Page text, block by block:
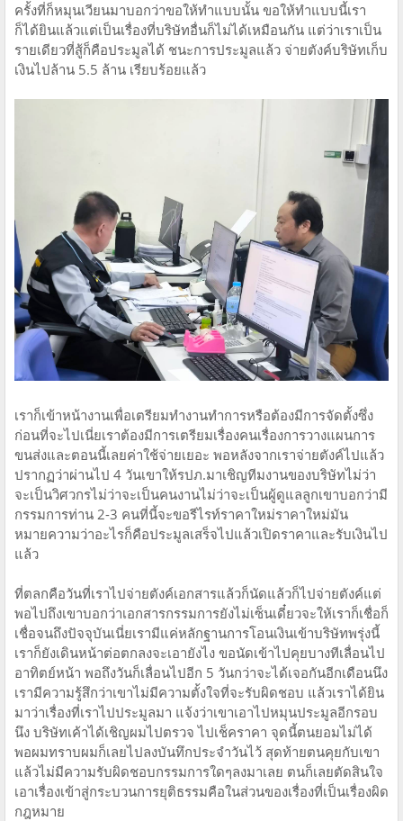
ครั้งที่ก็หมุนเวียนมาบอกว่าขอให้ทำแบบนั้น ขอให้ทำแบบนี้เรา
ก็ได้ยินแล้วแต่เป็นเรื่องที่บริษัทอื่นก็ไม่ได้เหมือนกัน แต่ว่าเราเป็น
รายเดียวที่สู้ก็คือประมูลได้ ชนะการประมูลแล้ว จ่ายตังค์บริษัทเก็บ
เงินไปล้าน 5.5 ล้าน เรียบร้อยแล้ว
เราก็เข้าหน้างานเพื่อเตรียมทำงานทำการหรือต้องมีการจัดตั้งซึ่ง
ก่อนที่จะไปเนี่ยเราต้องมีการเตรียมเรื่องคนเรื่องการวางแผนการ
ขนส่งและตอนนี้เลยค่าใช้จ่ายเยอะ พอหลังจากเราจ่ายตังค์ไปแล้ว
ปรากฏว่าผ่านไป 4 วันเขาให้รปภ.มาเชิญทีมงานของบริษัทไม่ว่า
จะเป็นวิศวกรไม่ว่าจะเป็นคนงานไม่ว่าจะเป็นผู้ดูแลลูกเขาบอกว่ามี
กรรมการท่าน 2-3 คนที่นี้จะขอรีไรท์ราคาใหม่ราคาใหม่มัน
หมายความว่าอะไรก็คือประมูลเสร็จไปแล้วเปิดราคาและรับเงินไป
แล้ว
ที่ตลกคือวันที่เราไปจ่ายตังค์เอกสารแล้วก็นัดแล้วก็ไปจ่ายตังค์แต่
พอไปถึงเขาบอกว่าเอกสารกรรมการยังไม่เซ็นเดี๋ยวจะให้เราก็เชื่อก็
เชื่อจนถึงปัจจุบันเนี่ยเรามีแค่หลักฐานการโอนเงินเข้าบริษัทพรุ่งนี้
เราก็ยังเดินหน้าต่อตกลงจะเอายังไง ขอนัดเข้าไปคุยบางทีเลื่อนไป
อาทิตย์หน้า พอถึงวันก็เลื่อนไปอีก 5 วันกว่าจะได้เจอกันอีกเดือนนึง
เรามีความรู้สึกว่าเขาไม่มีความตั้งใจที่จะรับผิดชอบ แล้วเราได้ยิน
มาว่าเรื่องที่เราไปประมูลมา แจ้งว่าเขาเอาไปหมุนประมูลอีกรอบ
นึง บริษัทเค้าได้เชิญผมไปตรวจ ไปเช็คราคา จุดนี้ตนยอมไม่ได้
พอผมทราบผมก็เลยไปลงบันทึกประจำวันไว้ สุดท้ายตนคุยกับเขา
แล้วไม่มีความรับผิดชอบกรรมการใดๆลงมาเลย ตนก็เลยตัดสินใจ
เอาเรื่องเข้าสู่กระบวนการยุติธรรมคือในส่วนของเรื่องที่เป็นเรื่องผิด
กฎหมาย